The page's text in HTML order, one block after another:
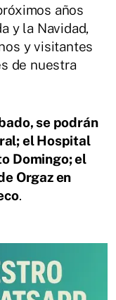
años
y la Navidad,
y visitantes
de nuestra
se podrán
el Hospital
Domingo; el
Orgaz en
.